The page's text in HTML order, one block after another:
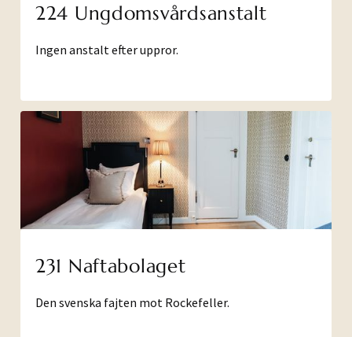
224 Ungdomsvårdsanstalt
Ingen anstalt efter uppror.
231 Naftabolaget
Den svenska fajten mot Rockefeller.